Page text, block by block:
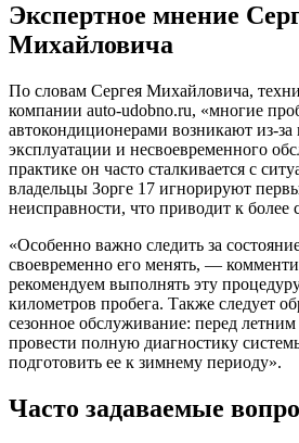
Экспертное мнение
Михайловича
По словам Сергея Михайловича,
компании auto-udobno.ru, «многие
автокондиционерами возникают из-за
эксплуатации и несвоевременного
практике он часто сталкивается с
владельцы Зорге 17 игнорируют
неисправности, что приводит к более
«Особенно важно следить за
своевременно его менять, —
рекомендуем выполнять эту
километров пробега. Также следует
сезонное обслуживание: перед
провести полную диагностику
подготовить ее к зимнему периоду».
Часто задаваемые